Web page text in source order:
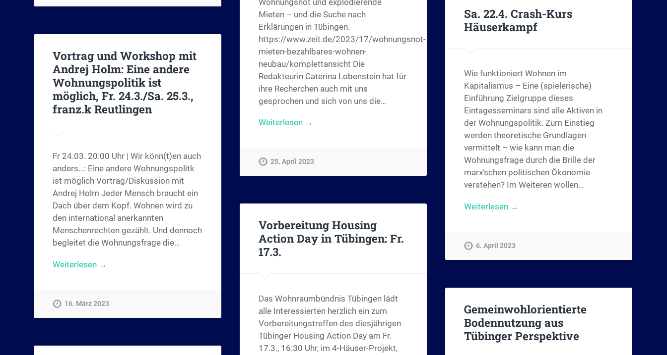
Mieten – und die Suche nach
Erklärungen in Tübingen.
https://www.zeit.de/2023/17/wohnungsnot-
mieten-bezahlbares-wohnen-
neubau/komplettansicht Die
Redakteurin Caterina Lobenstein hat für
ihre Recherchen auch mit uns
gesprochen und sich von uns die…
Weiterlesen →
25. April 2023
Sa. 22.4. Crash-Kurs
Häuserkampf
Wie funktioniert Wohnen im
Kapitalismus – Eine (spielerische)
Einführung Zielgruppe dieses
Eintagesseminars sind alle Aktiven in
der Wohnungspolitik. Zum Einstieg
werden theoretische Grundlagen
vermittelt – wie kann man die
Wohnungsfrage durch die Brille der
marx’schen politischen Ökonomie
verstehen? Im Weiteren wollen…
Weiterlesen →
6. April 2023
Vortrag und Workshop mit
Andrej Holm: Eine andere
Wohnungspolitik ist
möglich, Fr. 24.3./Sa. 25.3.,
franz.k Reutlingen
Fr 24.03. 20:00 Uhr | Wir könn(t)en auch
anders…: Eine andere Wohnungspolitk
ist möglich Vortrag/Diskussion mit
Andrej Holm Jeder Mensch braucht ein
Dach über dem Kopf. Wohnen wird zu
den international anerkannten
Menschenrechten gezählt. Und dennoch
begleitet die Wohnungsfrage die…
Weiterlesen →
16. März 2023
Vorbereitung Housing
Action Day in Tübingen: Fr.
17.3.
Das Wohnraumbündnis Tübingen lädt
alle Interessierten herzlich ein zum
Vorbereitungstreffen des diesjährigen
Tübinger Housing Action Day am Fr.
17.3., 16:30 Uhr, im 4-Häuser-Projekt,
Gemeinwohlorientierte
Bodennutzung aus
Tübinger Perspektive